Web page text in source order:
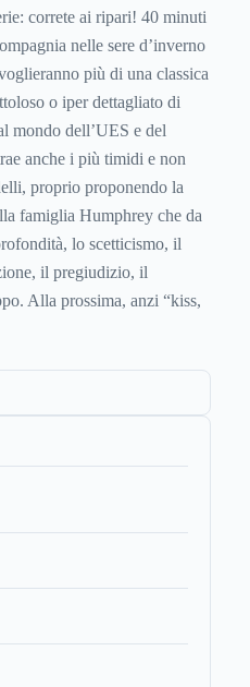
correte ai ripari! 40 minuti
nelle sere d’inverno
più di una classica
o iper dettagliato di
mondo dell’UES e del
anche i più timidi e non
proprio proponendo la
famiglia Humphrey che da
lo scetticismo, il
il pregiudizio, il
Alla prossima, anzi “kiss,